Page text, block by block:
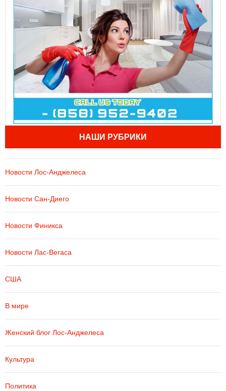
НАШИ РУБРИКИ
Новости Лос-Анджелеса
Новости Сан-Диего
Новости Финикса
Новости Лас-Вегаса
США
В мире
Женский блог Лос-Анджелеса
Культура
Политика